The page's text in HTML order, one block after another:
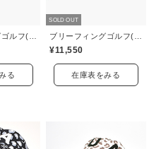
る
SOLD OUT
¥11,550
在庫表をみる